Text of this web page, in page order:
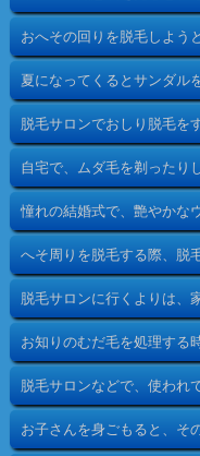
おへその回りを脱毛しよう
夏になってくるとサンダル
脱毛サロンでおしり脱毛を
自宅で、ムダ毛を剃ったり
憧れの結婚式で、艶やかな
へそ周りを脱毛する際、脱
脱毛サロンに行くよりは、
お知りのむだ毛を処理する
脱毛サロンなどで、使われ
お子さんを身ごもると、そ